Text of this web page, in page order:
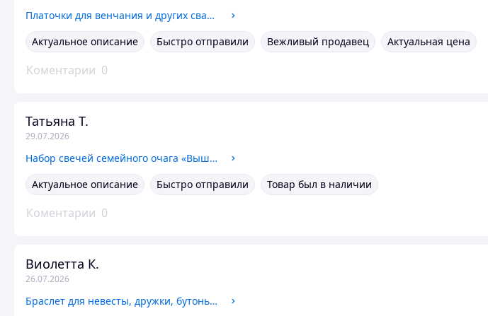
Платочки для венчания и других свадебных обрядов
Актуальное описание
Быстро отправили Вежливый продавец Актуальная цена
Коментарии 0
Татьяна Т.
29.07.2026
Набор свечей семейного очага «Вышиванка»
Актуальное описание
Быстро отправили Товар был в наличии
Коментарии 0
Виолетта К.
26.07.2026
Браслет для невесты, дружки, бутоньерки